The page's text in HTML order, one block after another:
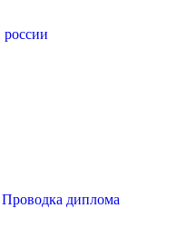
диплома